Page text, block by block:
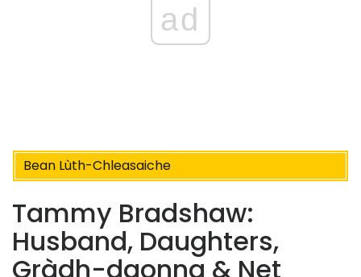
ad
Bean Lùth-Chleasaiche
Tammy Bradshaw:
Husband, Daughters,
Gràdh-daonna & Net